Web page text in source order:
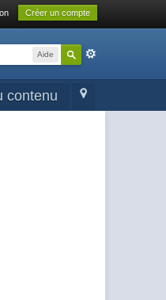
Créer un compte
Aide
contenu